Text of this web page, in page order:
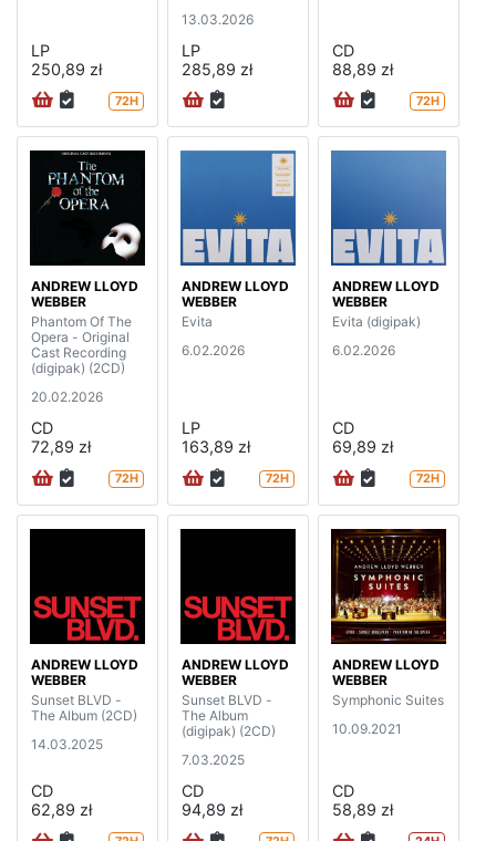
LP
250,89 zł
72H
13.03.2026
LP
285,89 zł
CD
88,89 zł
72H
ANDREW LLOYD
WEBBER
Phantom Of The
Opera - Original
Cast Recording
(digipak) (2CD)
20.02.2026
CD
72,89 zł
72H
ANDREW LLOYD
WEBBER
Evita
6.02.2026
LP
163,89 zł
72H
ANDREW LLOYD
WEBBER
Evita (digipak)
6.02.2026
CD
69,89 zł
72H
ANDREW LLOYD
WEBBER
Sunset BLVD -
The Album (2CD)
14.03.2025
CD
62,89 zł
ANDREW LLOYD
WEBBER
Sunset BLVD -
The Album
(digipak) (2CD)
7.03.2025
CD
94,89 zł
ANDREW LLOYD
WEBBER
Symphonic Suites
10.09.2021
CD
58,89 zł